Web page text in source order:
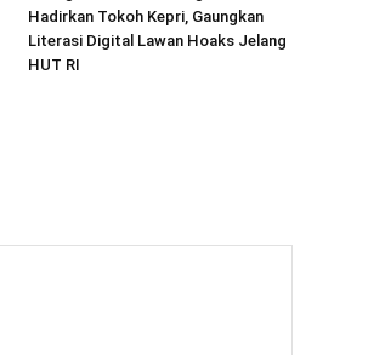
Hadirkan Tokoh Kepri, Gaungkan
Literasi Digital Lawan Hoaks Jelang
HUT RI